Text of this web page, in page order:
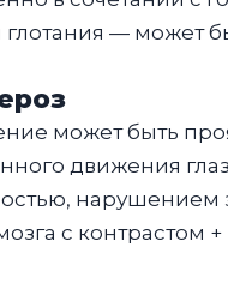
— может
может быть
движения
нарушением
с контрастом